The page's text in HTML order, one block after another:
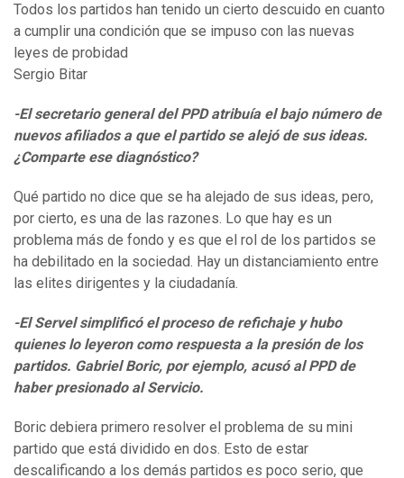
Todos los partidos han tenido un cierto descuido en cuanto
a cumplir una condición que se impuso con las nuevas
leyes de probidad
Sergio Bitar
-El secretario general del PPD atribuía el bajo número de
nuevos afiliados a que el partido se alejó de sus ideas.
¿Comparte ese diagnóstico?
Qué partido no dice que se ha alejado de sus ideas, pero,
por cierto, es una de las razones. Lo que hay es un
problema más de fondo y es que el rol de los partidos se
ha debilitado en la sociedad. Hay un distanciamiento entre
las elites dirigentes y la ciudadanía.
-El Servel simplificó el proceso de refichaje y hubo
quienes lo leyeron como respuesta a la presión de los
partidos. Gabriel Boric, por ejemplo, acusó al PPD de
haber presionado al Servicio.
Boric debiera primero resolver el problema de su mini
partido que está dividido en dos. Esto de estar
descalificando a los demás partidos es poco serio, que